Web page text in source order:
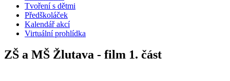
Tvoření s dětmi
Předškoláček
Kalendář akcí
Virtuální prohlídka
ZŠ a MŠ Žlutava - film 1. část